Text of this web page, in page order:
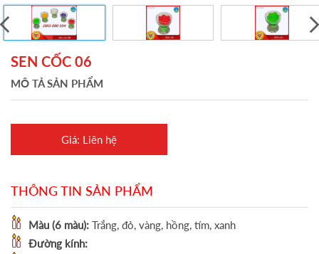
SEN CỐC 06
MÔ TẢ SẢN PHẨM
Giá: Liên hệ
THÔNG TIN SẢN PHẨM
Màu (6 màu): Trắng, đỏ, vàng, hồng, tím, xanh
Đường kính: